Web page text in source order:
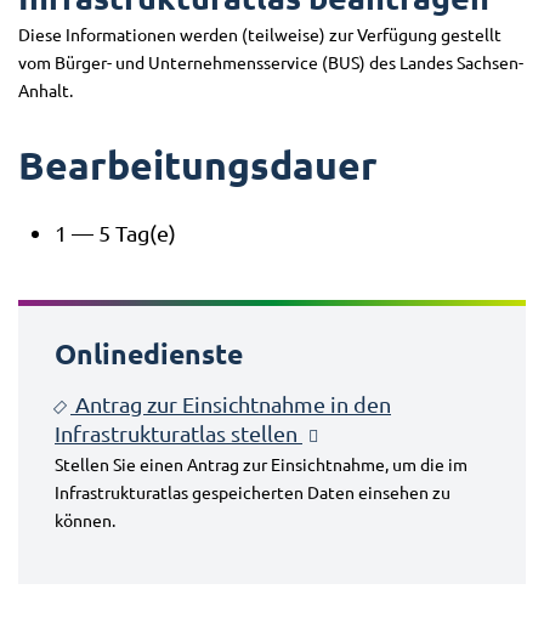
Diese Informationen werden (teilweise) zur Verfügung gestellt
vom Bürger- und Unternehmensservice (BUS) des Landes Sachsen-
Anhalt.
Bearbeitungsdauer
1 — 5 Tag(e)
Onlinedienste
Antrag zur Einsichtnahme in den
Infrastrukturatlas stellen
Stellen Sie einen Antrag zur Einsichtnahme, um die im
Infrastrukturatlas gespeicherten Daten einsehen zu
können.